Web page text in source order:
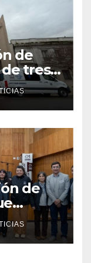
de
tres
Familia
de
en el